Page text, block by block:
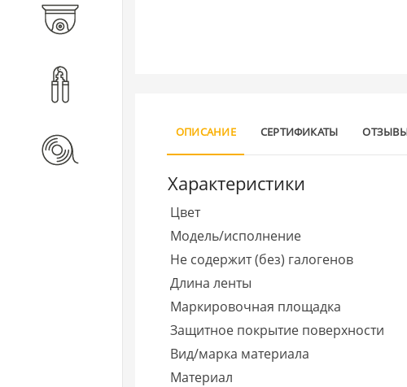
ОПИСАНИЕ СЕРТИФИКАТЫ
Характеристики
Цвет
Модель/исполнение
Не содержит (без) галогенов
Длина ленты
Маркировочная площадка
Защитное покрытие поверхности
Вид/марка материала
Материал